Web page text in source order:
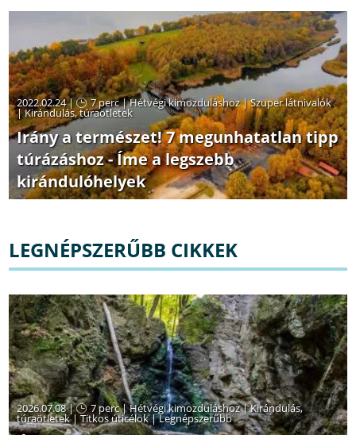
2022.02.24 | 7 perc|Hétvégi kimozduláshoz|Szuper látnivalók
|Kirándulás, túraötletek
Irány a természet! 7 megunhatatlan tipp
túrázáshoz - Íme a legszebb
kirándulóhelyek
LEGNÉPSZERŰBB CIKKEK
2026.07.08 | 7 perc|Hétvégi kimozduláshoz|Kirándulás,
túraötletek|Titkos úticélok|Legnépszerűbb